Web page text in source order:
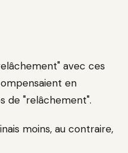
avec ces
en
de "relâchement".
moins, au contraire,